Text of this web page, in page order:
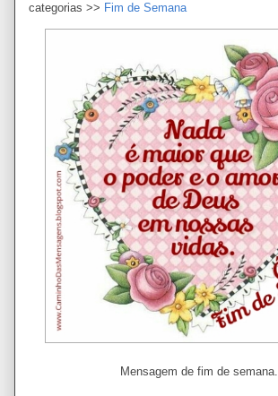
categorias >> Fim de Semana
Mensagem de fim de semana.